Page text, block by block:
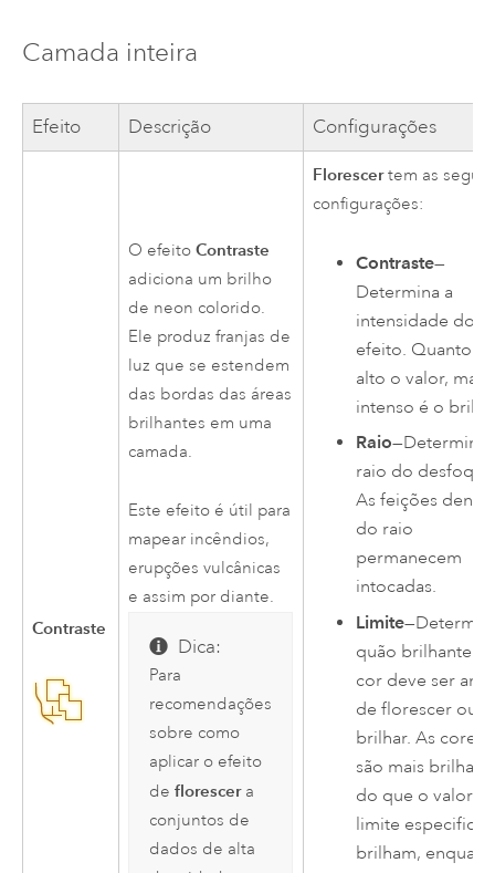
Camada inteira
Efeito Descrição Configurações
Contraste
O efeitoContraste
adiciona um brilho
de neon colorido.
Ele produz franjas de
luz que se estendem
das bordas das áreas
brilhantes em uma
camada.
Este efeito é útil para
mapear incêndios,
erupções vulcânicas
e assim por diante.
Dica:
Para
recomendações
sobre como
aplicar o efeito
de florescera
conjuntos de
dados de alta
Florescertem as
configurações:
Contraste—
Determina a
intensidade do
efeito. Quanto
alto o valor, mais
intenso é o
Raio—Determina
raio do
As feições
do raio
permanecem
intocadas.
Limite
quão brilhante
cor deve ser
de florescer ou
brilhar. As cores
são mais
do que o valor
limite
brilham,